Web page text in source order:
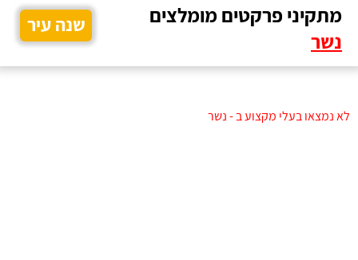
מתקיני פרקטים מומלצים
נשר
שנה עיר
לא נמצאו בעלי מקצוע ב - נשר